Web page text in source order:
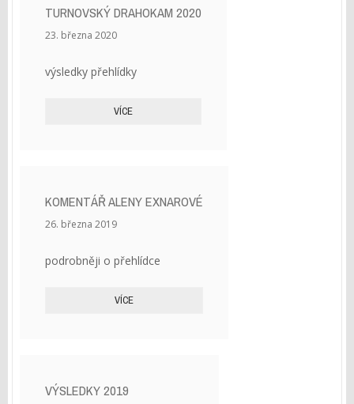
TURNOVSKÝ DRAHOKAM 2020
23. března 2020
výsledky přehlídky
VÍCE
KOMENTÁŘ ALENY EXNAROVÉ
26. března 2019
podrobněji o přehlídce
VÍCE
VÝSLEDKY 2019